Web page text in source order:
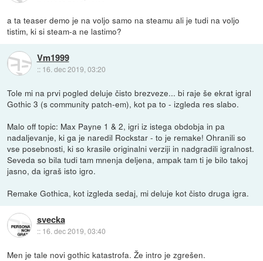
a ta teaser demo je na voljo samo na steamu ali je tudi na voljo
tistim, ki si steam-a ne lastimo?
Vm1999
:: 16. dec 2019, 03:20
Tole mi na prvi pogled deluje čisto brezveze... bi raje še ekrat igral
Gothic 3 (s community patch-em), kot pa to - izgleda res slabo.
Malo off topic: Max Payne 1 & 2, igri iz istega obdobja in pa
nadaljevanje, ki ga je naredil Rockstar - to je remake! Ohranili so
vse posebnosti, ki so krasile originalni verziji in nadgradili igralnost.
Seveda so bila tudi tam mnenja deljena, ampak tam ti je bilo takoj
jasno, da igraš isto igro.
Remake Gothica, kot izgleda sedaj, mi deluje kot čisto druga igra.
svecka
:: 16. dec 2019, 03:40
Men je tale novi gothic katastrofa. Že intro je zgrešen.